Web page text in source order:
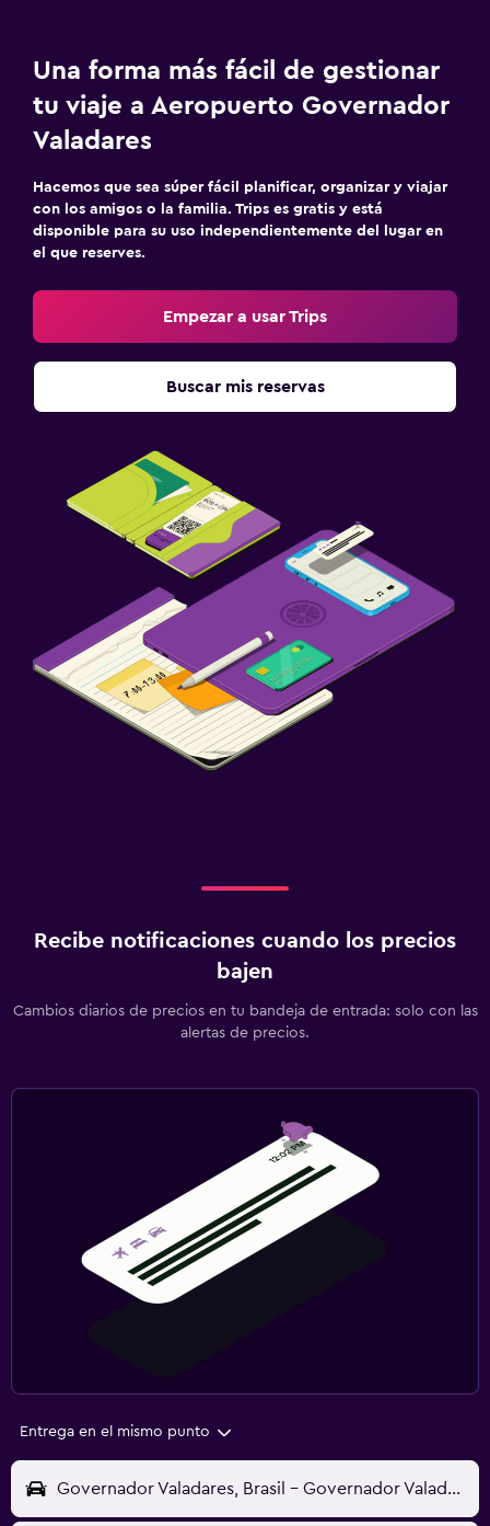
Una forma más fácil de gestionar
tu viaje a Aeropuerto Governador
Valadares
Hacemos que sea súper fácil planificar, organizar y viajar
con los amigos o la familia. Trips es gratis y está
disponible para su uso independientemente del lugar en
el que reserves.
Empezar a usar Trips
Buscar mis reservas
Recibe notificaciones cuando los precios
bajen
Cambios diarios de precios en tu bandeja de entrada: solo con las
alertas de precios.
Entrega en el mismo punto
Governador Valadares, Brasil - Governador Valadares (GVR)